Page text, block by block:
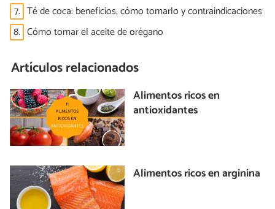
7. Té de coca: beneficios, cómo tomarlo y contraindicaciones
8. Cómo tomar el aceite de orégano
Artículos relacionados
Alimentos ricos en
antioxidantes
Alimentos ricos en arginina